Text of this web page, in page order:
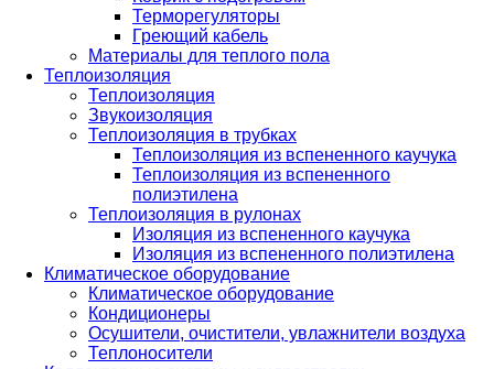
Терморегуляторы
Греющий кабель
Материалы для теплого пола
Теплоизоляция
Теплоизоляция
Звукоизоляция
Теплоизоляция в трубках
Теплоизоляция из вспененного каучука
Теплоизоляция из вспененного
полиэтилена
Теплоизоляция в рулонах
Изоляция из вспененного каучука
Изоляция из вспененного полиэтилена
Климатическое оборудование
Климатическое оборудование
Кондиционеры
Осушители, очистители, увлажнители воздуха
Теплоносители